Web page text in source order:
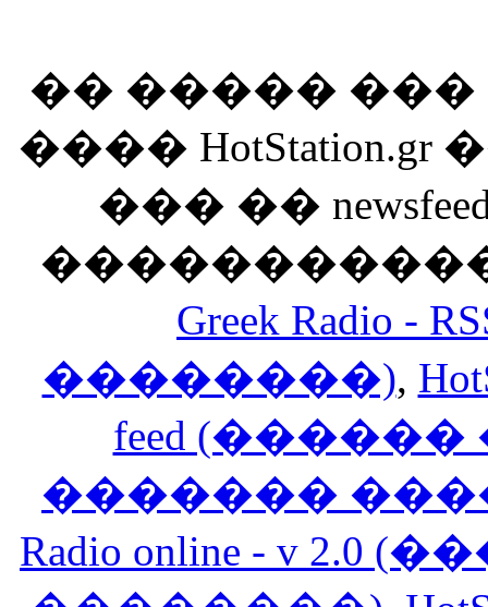
�� �����
����
��� ��
Greek Radio
��������),
feed
�������
Radio online - v